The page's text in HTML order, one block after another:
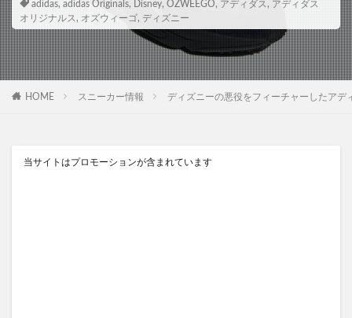
adidas, adidas Originals, Disney, OZWEEGO, アディダス , アディダス
オリジナルス , オズウィーゴ, ディズニー
HOME スニーカー情報 ディズニーの悪役をフィーチャーしたアデ
当サイトはプロモーションが含まれています